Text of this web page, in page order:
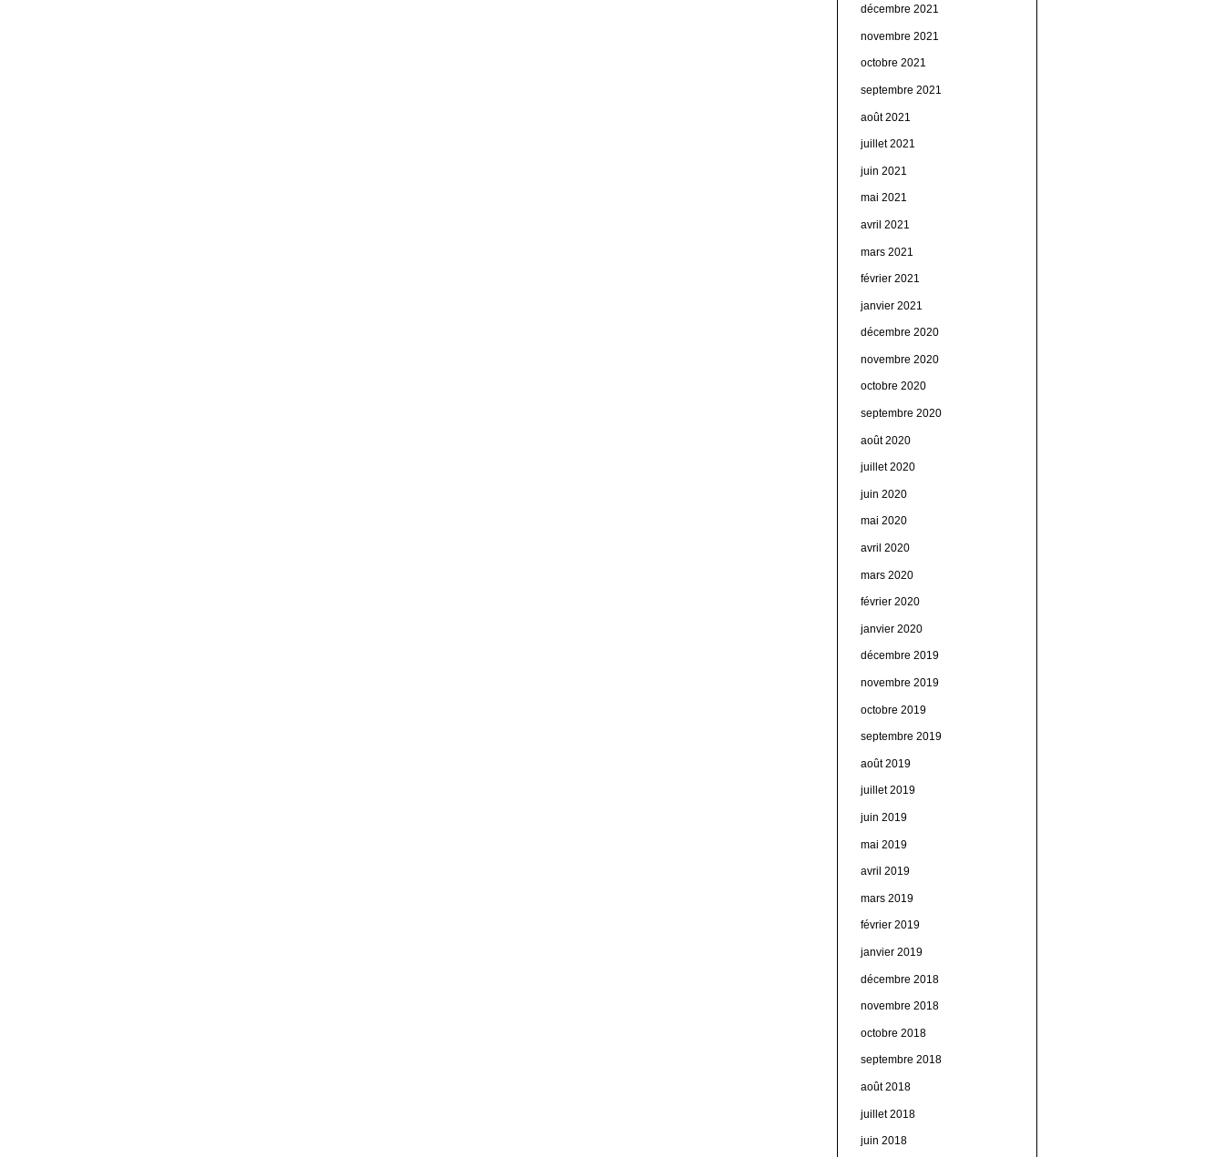
décembre 2021
novembre 2021
octobre 2021
septembre 2021
août 2021
juillet 2021
juin 2021
mai 2021
avril 2021
mars 2021
février 2021
janvier 2021
décembre 2020
novembre 2020
octobre 2020
septembre 2020
août 2020
juillet 2020
juin 2020
mai 2020
avril 2020
mars 2020
février 2020
janvier 2020
décembre 2019
novembre 2019
octobre 2019
septembre 2019
août 2019
juillet 2019
juin 2019
mai 2019
avril 2019
mars 2019
février 2019
janvier 2019
décembre 2018
novembre 2018
octobre 2018
septembre 2018
août 2018
juillet 2018
juin 2018